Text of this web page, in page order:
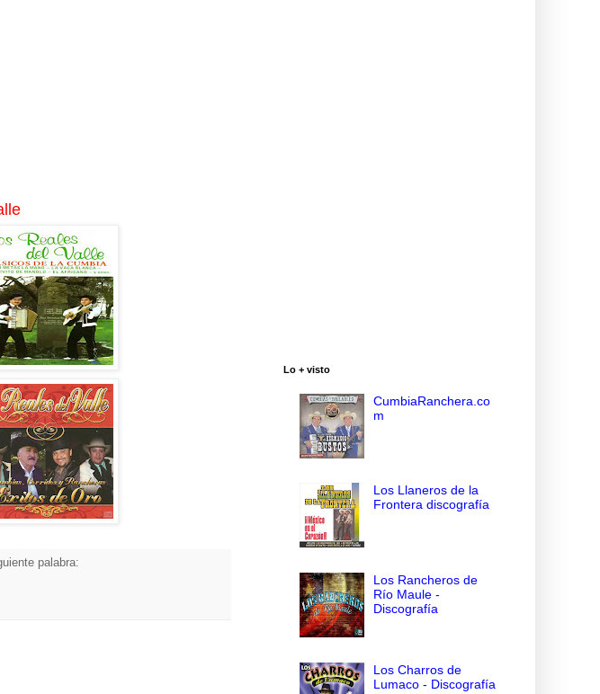
palabra:
Lo + visto
CumbiaRanchera.co
m
Los Llaneros de la
Frontera discografía
Los Rancheros de
Río Maule -
Discografía
Los Charros de
Lumaco - Discografía